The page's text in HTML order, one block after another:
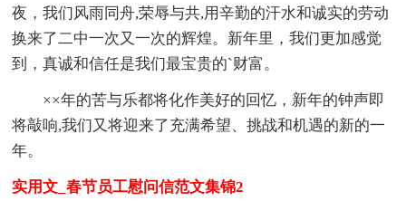
夜，我们风雨同舟,荣辱与共,用辛勤的汗水和诚实的劳动
换来了二中一次又一次的辉煌。新年里，我们更加感觉
到，真诚和信任是我们最宝贵的`财富。
××年的苦与乐都将化作美好的回忆，新年的钟声即
将敲响,我们又将迎来了充满希望、挑战和机遇的新的一
年。
实用文_春节员工慰问信范文集锦2